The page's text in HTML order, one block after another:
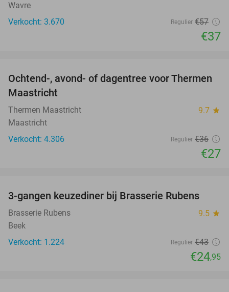
Wavre
Verkocht: 3.670
Regulier €57
€37
25%
Ochtend-, avond- of dagentree voor Thermen
Maastricht
Thermen Maastricht 9.7 star
Maastricht
Verkocht: 4.306
Regulier €36
€27
42%
3-gangen keuzediner bij Brasserie Rubens
Brasserie Rubens 9.5 star
Beek
Verkocht: 1.224
Regulier €43
€24,95